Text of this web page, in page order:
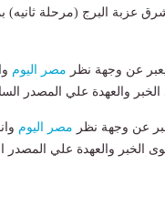
عزبة البرج (مرحلة ثانيه)
يعبر عن وجهة نظر مصر اليوم
والعهدة علي المصدر
عن وجهة نظر مصر اليوم
الخبر والعهدة علي المصدر